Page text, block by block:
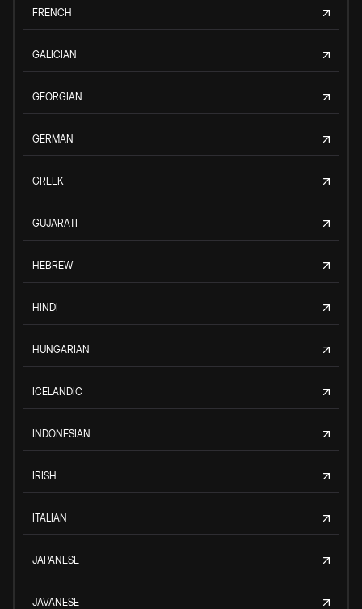
FRENCH
GALICIAN
GEORGIAN
GERMAN
GREEK
GUJARATI
HEBREW
HINDI
HUNGARIAN
ICELANDIC
INDONESIAN
IRISH
ITALIAN
JAPANESE
JAVANESE